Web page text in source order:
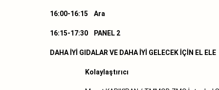
16:00-16:15 Ara
16:15-17:30 PANEL 2
DAHA İYİ GIDALAR VE DAHA İYİ GELECEK İÇİN EL ELE
Kolaylaştırıcı